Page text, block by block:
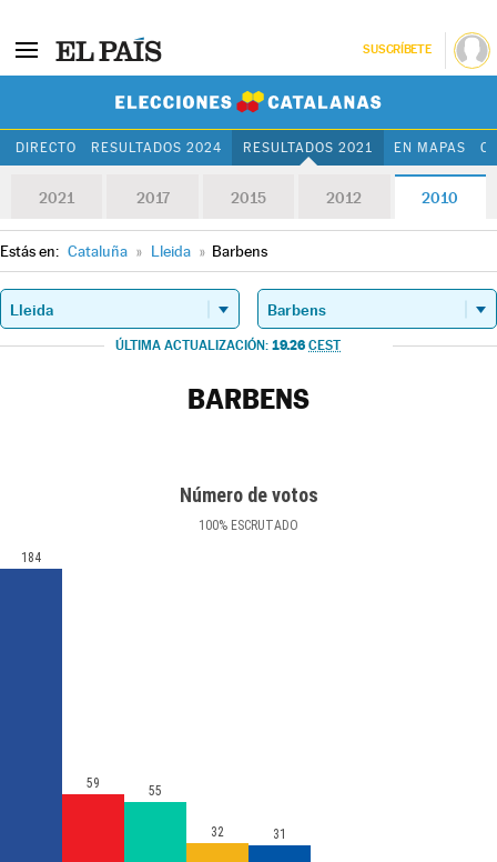
SUSCRÍBETE
DIRECTO RESULTADOS 2024 RESULTADOS 2021 EN MAPAS
2021 2017 2015 2012 2010
Estás en: Cataluña » Lleida » Barbens
ÚLTIMA ACTUALIZACIÓN: 19.26 CEST
BARBENS
Número de votos
100% ESCRUTADO
184
59 55
32 31